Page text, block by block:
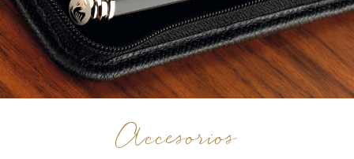
Accesorios